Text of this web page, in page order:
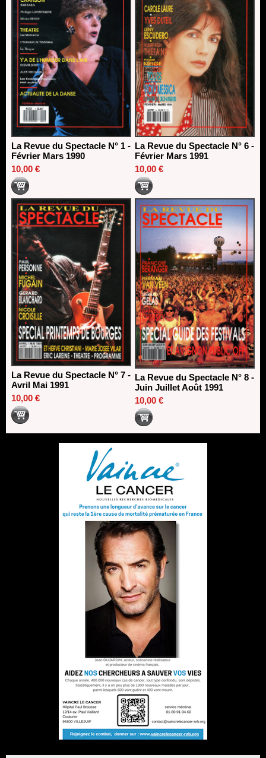
La Revue du Spectacle N° 1 -
Février Mars 1990
10,00 €
La Revue du Spectacle N° 6 -
Février Mars 1991
10,00 €
La Revue du Spectacle N° 7 -
Avril Mai 1991
10,00 €
La Revue du Spectacle N° 8 -
Juin Juillet Août 1991
10,00 €